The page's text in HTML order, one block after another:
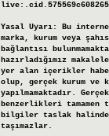
Yasal Uyarı:
Bu
marka, kurum veya
bağlantısı
hazırladığımız
yer alan içerikler
olup, gerçek kurum ve
yapılmamaktadır.
benzerlikleri tamamen
bilgiler taslak
taşımazlar.